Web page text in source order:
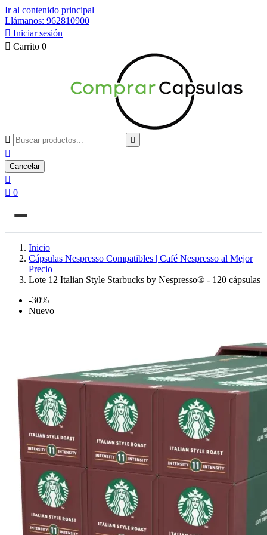
Ir al contenido principal
Llámanos: 962810900
 Iniciar sesión
 Carrito 0
 

Cancelar

 0
Inicio
Cápsulas Nespresso Compatibles | Café Nespresso al Mejor
Precio
Lote 12 Italian Style Starbucks by Nespresso® - 120 cápsulas
-30%
Nuevo